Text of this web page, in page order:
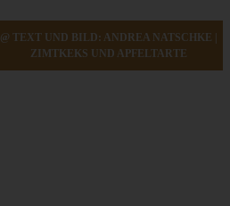
@ TEXT UND BILD: ANDREA NATSCHKE |
ZIMTKEKS UND APFELTARTE